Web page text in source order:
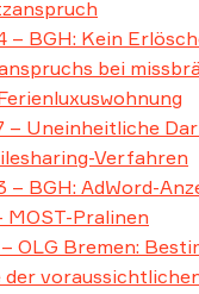
– BGH: Kein
bei
– Uneinheitliche
Verfahren
– BGH: AdWord-
Pralinen
OLG Bremen:
der